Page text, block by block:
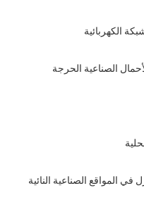
الكهربائية
الصناعية الحرجة
المواقع الصناعية النائية